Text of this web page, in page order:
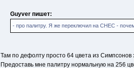
Guyver пишет:
- про палитру. Я же переключил на СНЕС -
Там по дефолту просто 64 цвета из Симпсонов
Предоставь мне палитру нормальную на 256